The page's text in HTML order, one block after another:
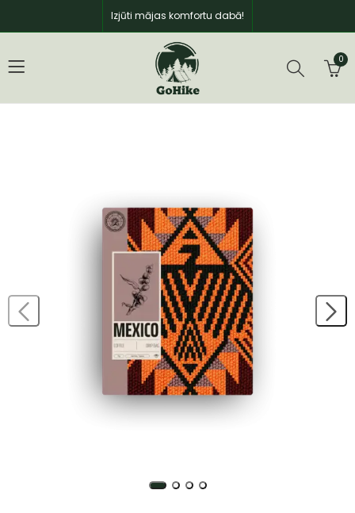
Izjūti mājas komfortu dabā!
0